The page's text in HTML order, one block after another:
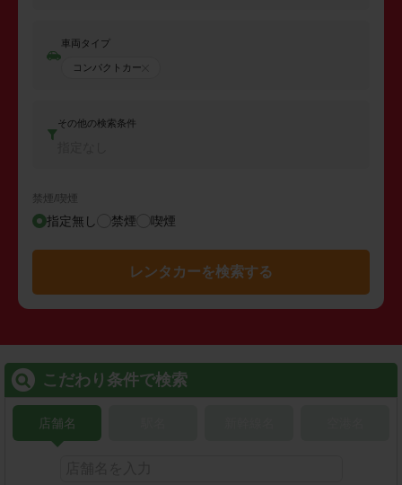
車両タイプ
コンパクトカー
その他の検索条件
禁煙/喫煙
指定無し 禁煙 喫煙
レンタカーを検索する
こだわり条件で検索
店舗名